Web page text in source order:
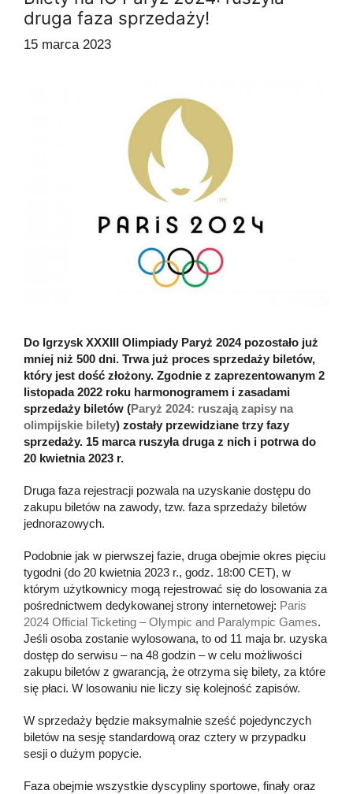
druga faza sprzedaży!
15 marca 2023
Do Igrzysk XXXIII Olimpiady Paryż 2024 pozostało już
mniej niż 500 dni. Trwa już proces sprzedaży biletów,
który jest dość złożony. Zgodnie z zaprezentowanym 2
listopada 2022 roku harmonogramem i zasadami
sprzedaży biletów (Paryż 2024: ruszają zapisy na
olimpijskie bilety) zostały przewidziane trzy fazy
sprzedaży. 15 marca ruszyła druga z nich i potrwa do
20 kwietnia 2023 r.
Druga faza rejestracji pozwala na uzyskanie dostępu do
zakupu biletów na zawody, tzw. faza sprzedaży biletów
jednorazowych.
Podobnie jak w pierwszej fazie, druga obejmie okres pięciu
tygodni (do 20 kwietnia 2023 r., godz. 18:00 CET), w
którym użytkownicy mogą rejestrować się do losowania za
pośrednictwem dedykowanej strony internetowej: Paris
2024 Official Ticketing – Olympic and Paralympic Games.
Jeśli osoba zostanie wylosowana, to od 11 maja br. uzyska
dostęp do serwisu – na 48 godzin – w celu możliwości
zakupu biletów z gwarancją, że otrzyma się bilety, za które
się płaci. W losowaniu nie liczy się kolejność zapisów.
W sprzedaży będzie maksymalnie sześć pojedynczych
biletów na sesję standardową oraz cztery w przypadku
sesji o dużym popycie.
Faza obejmie wszystkie dyscypliny sportowe, finały oraz